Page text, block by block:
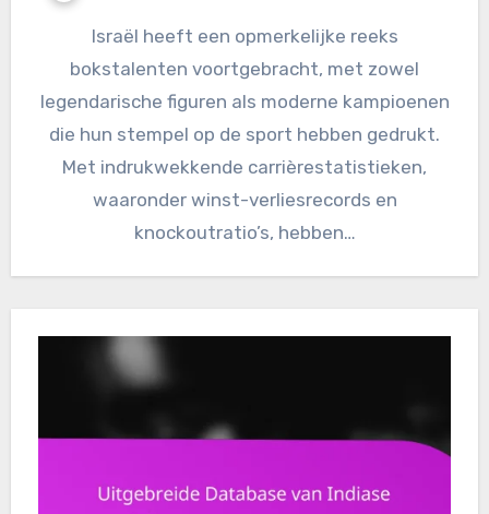
Israël heeft een opmerkelijke reeks
bokstalenten voortgebracht, met zowel
legendarische figuren als moderne kampioenen
die hun stempel op de sport hebben gedrukt.
Met indrukwekkende carrièrestatistieken,
waaronder winst-verliesrecords en
knockoutratio’s, hebben…